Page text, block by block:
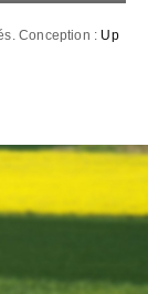
Conception : Up